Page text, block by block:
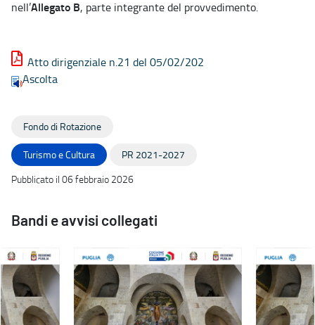
nell’Allegato B, parte integrante del provvedimento.
Atto dirigenziale n.21 del 05/02/202
Ascolta
Fondo di Rotazione
Turismo e Cultura
PR 2021-2027
Pubblicato il 06 febbraio 2026
Bandi e avvisi collegati